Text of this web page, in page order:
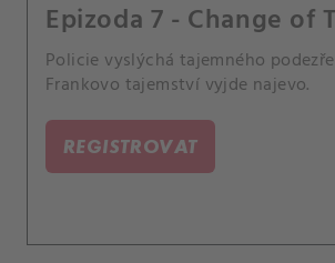
Epizoda 7 - Change of
Policie vyslýchá tajemného
Frankovo tajemství vyjde najevo.
REGISTROVAT